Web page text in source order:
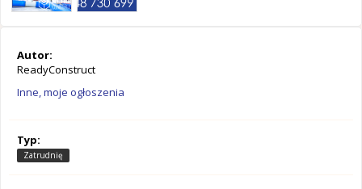
Autor:
ReadyConstruct
Inne, moje ogłoszenia
Typ:
Zatrudnię